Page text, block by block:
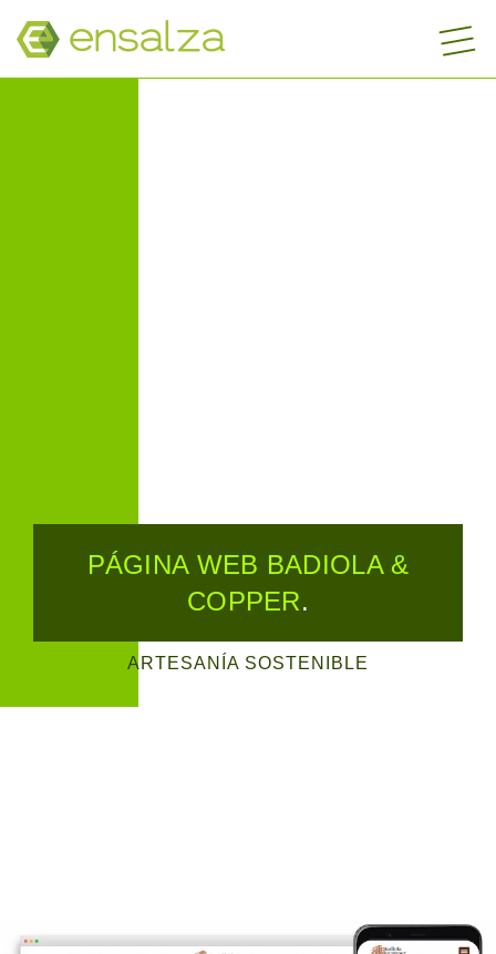
PÁGINA WEB BADIOLA &
COPPER.
ARTESANÍA SOSTENIBLE